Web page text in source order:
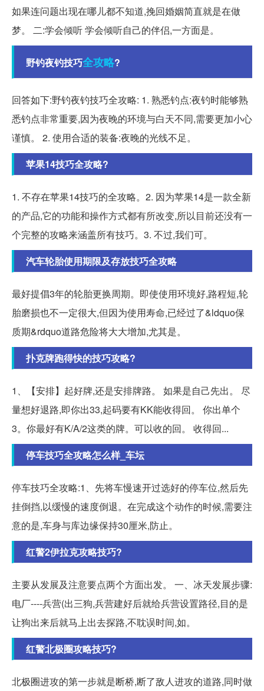
如果连问题出现在哪儿都不知道,挽回婚姻简直就是在做
梦。 二:学会倾听 学会倾听自己的伴侣,一方面是。
野钓夜钓技巧全攻略?
回答如下:野钓夜钓技巧全攻略: 1. 熟悉钓点:夜钓时能够熟
悉钓点非常重要,因为夜晚的环境与白天不同,需要更加小心
谨慎。 2. 使用合适的装备:夜晚的光线不足。
苹果14技巧全攻略?
1. 不存在苹果14技巧的全攻略。2. 因为苹果14是一款全新
的产品,它的功能和操作方式都有所改变,所以目前还没有一
个完整的攻略来涵盖所有技巧。3. 不过,我们可。
汽车轮胎使用期限及存放技巧全攻略
最好提倡3年的轮胎更换周期。即使使用环境好,路程短,轮
胎磨损也不一定很大,但因为使用寿命,已经过了&ldquo保
质期&rdquo道路危险将大大增加,尤其是。
扑克牌跑得快的技巧攻略?
1、【安排】起好牌,还是安排牌路。 如果是自己先出。 尽
量想好退路,即你出33,起码要有KK能收得回。 你出单个
3。你最好有K/A/2这类的牌。可以收的回。 收得回...
停车技巧全攻略怎么样_车坛
停车技巧全攻略:1、先将车慢速开过选好的停车位,然后先
挂倒挡,以缓慢的速度倒退。在完成这个动作的时候,需要注
意的是,车身与库边缘保持30厘米,防止。
红警2伊拉克攻略技巧?
主要从发展及注意要点两个方面出发。 一、冰天发展步骤:
电厂----兵营(出三狗,兵营建好后就给兵营设置路径,目的是
让狗出来后就马上出去探路,不耽误时间,如。
红警北极圈攻略技巧?
北极圈进攻的第一步就是断桥,断了敌人进攻的道路,同时做